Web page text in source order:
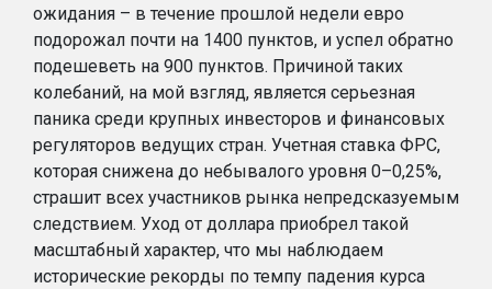
ожидания – в течение прошлой недели евро
подорожал почти на 1400 пунктов, и успел обратно
подешеветь на 900 пунктов. Причиной таких
колебаний, на мой взгляд, является серьезная
паника среди крупных инвесторов и финансовых
регуляторов ведущих стран. Учетная ставка ФРС,
которая снижена до небывалого уровня 0–0,25%,
страшит всех участников рынка непредсказуемым
следствием. Уход от доллара приобрел такой
масштабный характер, что мы наблюдаем
исторические рекорды по темпу падения курса